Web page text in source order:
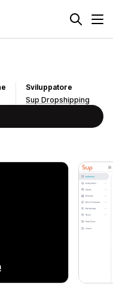
Sviluppatore
Sup Dropshipping